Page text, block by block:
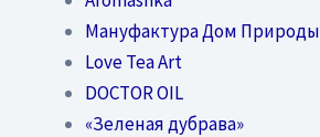
Мануфактура Дом Природы
Love Tea Art
DOCTOR OIL
«Зеленая дубрава»